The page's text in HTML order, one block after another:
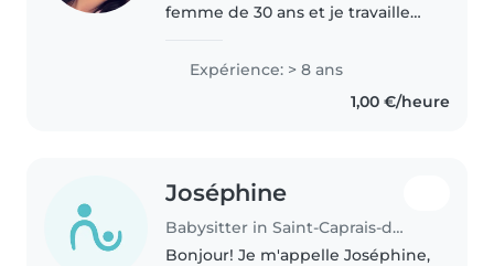
femme de 30 ans et je travaille
quelques temps. Ayant acquis
une expérience en centre
périscolaire et centre de loisirs
Expérience: > 8 ans
1,00 €/heure
Joséphine
Babysitter in Saint-Caprais-de-Bordeaux
Bonjour! Je m'appelle Joséphine,